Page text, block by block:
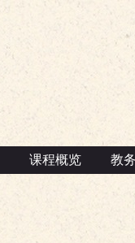
课程概览 教